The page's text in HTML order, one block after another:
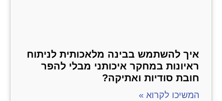
איך להשתמש בבינה מלאכותית לניתוח
ראיונות במחקר איכותני מבלי להפר
חובת סודיות ואתיקה?
המשיכו לקרוא »